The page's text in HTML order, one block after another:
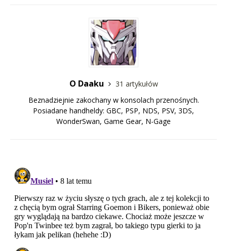
O Daaku
31 artykułów
Beznadziejnie zakochany w konsolach przenośnych.
Posiadane handheldy: GBC, PSP, NDS, PSV, 3DS,
WonderSwan, Game Gear, N-Gage